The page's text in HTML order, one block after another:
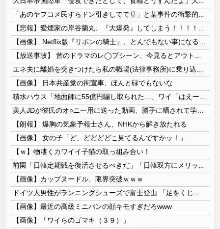
【画像】 日本共産党の街宣車、ほんと碌でもないな
【朗報】 爆胸の気象予報士さん、NHKから解き放たれる
【画像】 女の子「ど、どどどどこ見てるんですかッ！」
【ｗ】物凄くカワイイ子猫の取っ組み合い！
【画像】カップヌードル、限界突破ｗｗｗ
【画像】最近の高級ミニバンの顔キモすぎだろwww
【画像】「ワイらのゴマキ（３９）」